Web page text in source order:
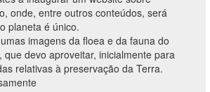
onde, entre outros conteúdos, será
planeta é único.
imagens da floea e da fauna do
que devo aproveitar, inicialmente para
relativas à preservação da Terra.